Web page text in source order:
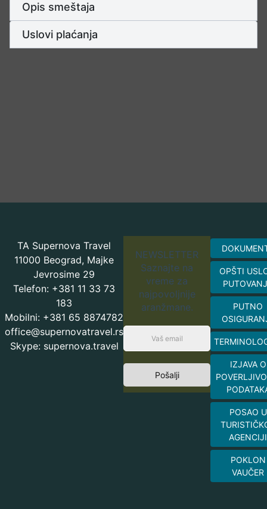
Opis smeštaja
Uslovi plaćanja
TA Supernova Travel
11000 Beograd, Majke
Jevrosime 29
Telefon: +381 11 33 73
183
Mobilni: +381 65 8874782
office@supernovatravel.rs
Skype: supernova.travel
NEWSLETTER
Saznajte na
vreme za
najpovoljnije
aranžmane.
Pošalji
OPŠTI
PUTNO
IZJAVA O
POSAO U
AGENCIJI
POKLON
VAUČER